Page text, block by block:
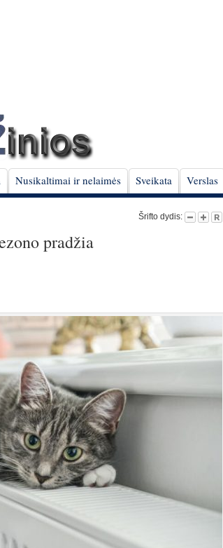
Nusikaltimai ir nelaimės Sveikata Verslas
Šrifto dydis:
pradžia